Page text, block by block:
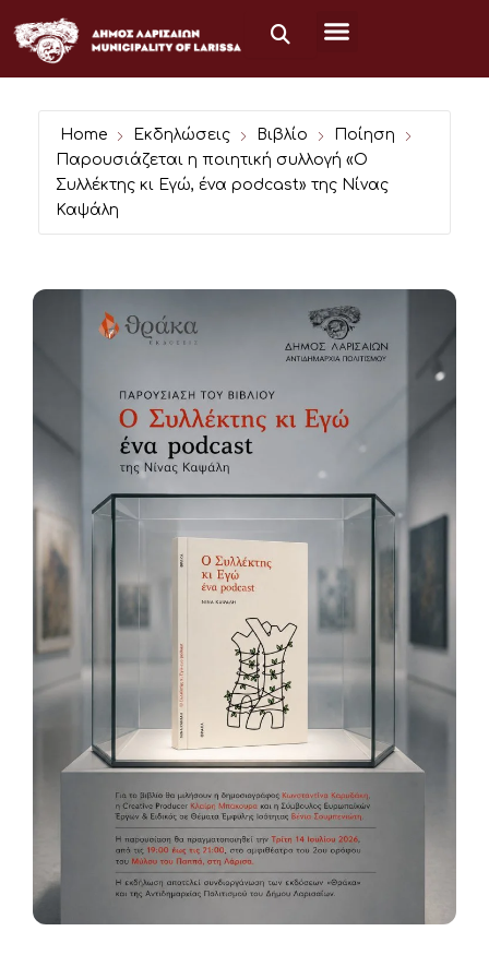
στο
περιεχόμενο
Home Εκδηλώσεις Βιβλίο
Ποίηση
Παρουσιάζεται η ποιητική συλλογή «Ο
Συλλέκτης κι Εγώ, ένα podcast» της Νίνας
Καψάλη